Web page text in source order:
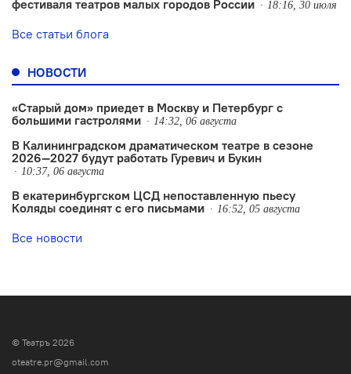
фестиваля театров малых городов России
18:16, 30 июля
Все статьи блога
НОВОСТИ
«Старый дом» приедет в Москву и Петербург с
большими гастролями
14:32, 06 августа
В Калининградском драматическом театре в сезоне
2026—2027 будут работать Гуревич и Букин
10:37, 06 августа
В екатеринбургском ЦСД непоставленную пьесу
Коляды соединят с его письмами
16:52, 05 августа
Все новости
© Театръ 2026
oteatre.pr@gmail.com